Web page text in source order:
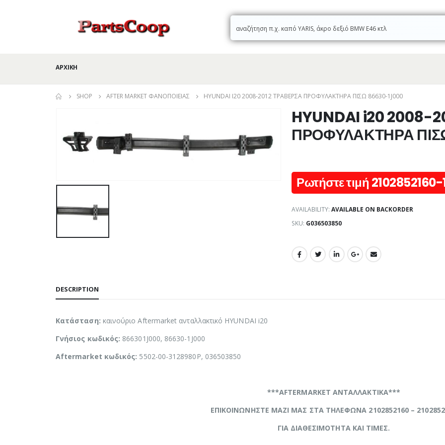
ΑΡΧΙΚΉ
SHOP AFTER MARKET ΦΑΝΟΠΟΙΕΊΑΣ HYUNDAI I20 2008-2012 ΤΡΑΒΕΡΣΑ ΠΡΟΦΥΛΑΚΤΗΡΑ ΠΙΣΩ 86630-1J000
HYUNDAI i20 2008-
ΠΡΟΦΥΛΑΚΤΗΡΑ
Ρωτήστε τιμή 2102852160-
AVAILABILITY: AVAILABLE ON BACKORDER
SKU: G036503850
DESCRIPTION
Κατάσταση: καινούριο Aftermarket ανταλλακτικό HYUNDAI i20
Γνήσιος κωδικός: 866301J000, 86630-1J000
Aftermarket κωδικός: 5502-00-3128980P, 036503850
***AFTERMARKET ΑΝΤΑΛΛΑΚΤΙΚΑ***
ΕΠΙΚΟΙΝΩΝΗΣΤΕ ΜΑΖΙ ΜΑΣ ΣΤΑ ΤΗΛΕΦΩΝΑ 2102852160 –
ΓΙΑ ΔΙΑΘΕΣΙΜΟΤΗΤΑ ΚΑΙ ΤΙΜΕΣ.